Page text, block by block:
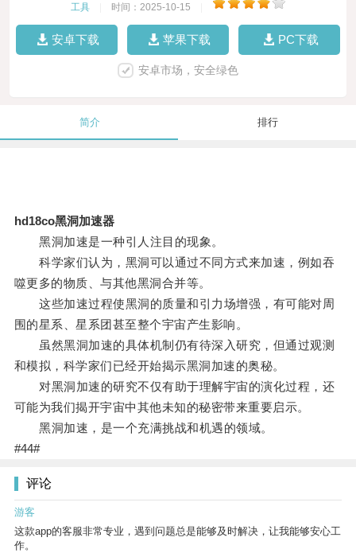
工具 时间：2025-10-15
安卓下载 苹果下载 PC下载
安卓市场，安全绿色
简介 排行
hd18co黑洞加速器
黑洞加速是一种引人注目的现象。
科学家们认为，黑洞可以通过不同方式来加速，例如吞
噬更多的物质、与其他黑洞合并等。
这些加速过程使黑洞的质量和引力场增强，有可能对周
围的星系、星系团甚至整个宇宙产生影响。
虽然黑洞加速的具体机制仍有待深入研究，但通过观测
和模拟，科学家们已经开始揭示黑洞加速的奥秘。
对黑洞加速的研究不仅有助于理解宇宙的演化过程，还
可能为我们揭开宇宙中其他未知的秘密带来重要启示。
黑洞加速，是一个充满挑战和机遇的领域。
#44#
评论
游客
这款app的客服非常专业，遇到问题总是能够及时解决，让我能够安心工
作。